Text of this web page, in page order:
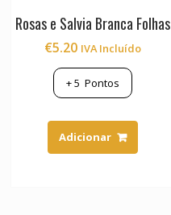
Rosas e Salvia Branca Folhas
€5.20 IVA Incluído
+5 Pontos
Adicionar